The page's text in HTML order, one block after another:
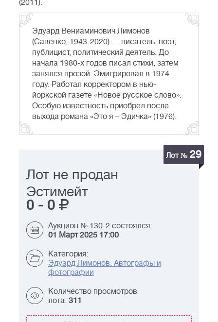
(2011).
Эдуард Вениаминович Лимонов
(Савенко; 1943-2020) — писатель, поэт,
публицист, политический деятель. До
начала 1980-х годов писал стихи, затем
занялся прозой. Эмигрировал в 1974
году. Работал корректором в нью-
йоркской газете «Новое русское слово».
Особую известность приобрел после
выхода романа «Это я – Эдичка» (1976).
Лот № 29
Лот не продан
Эстимейт
0 - 0
Аукцион № 130-2 состоялся:
01 Март 2025 17:00
Категория:
Эдуард Лимонов. Автографы и
фотографии
Количество просмотров
лота: 311